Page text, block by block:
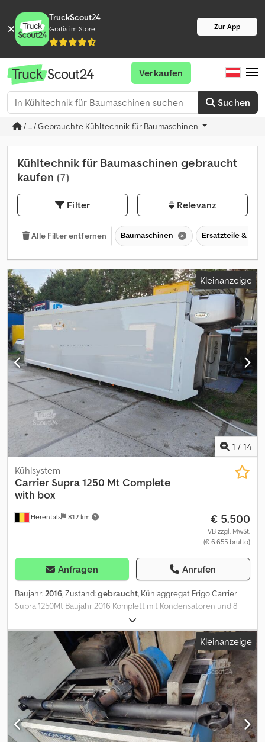
TruckScout24
Gratis im Store Zur App
Suchen
Verkaufen
/ ... / Gebrauchte Kühltechnik für Baumaschinen
Kühltechnik für Baumaschinen gebraucht
kaufen (7)
Filter Relevanz
Alle Filter entfernen Baumaschinen Ersatzteile &
Kleinanzeige
1 / 14
Herentals 812 km
Kühlsystem
Carrier Supra 1250 Mt Complete
with box
€ 5.500
VB zzgl. MwSt.
(€ 6.655 brutto)
Anfragen Anrufen
Baujahr:2016, Zustand:gebraucht, Kühlaggregat Frigo Carrier
Supra 1250Mt Baujahr 2016 Komplett mit Kondensatoren und 8
Meter Kühlaggregat. Dsdpfx Afezl Tqqohekr Cevoman bv.
Lenskensdijk 5 2200 Herentals Belgien
Kleinanzeige